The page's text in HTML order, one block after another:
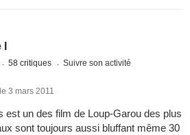
58 critiques Suivre son activité
3 mars 2011
est un des film de Loup-Garou des plus
sont toujours aussi bluffant même 30